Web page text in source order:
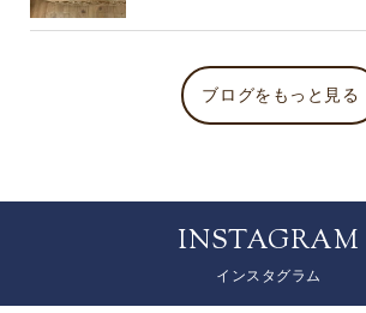
ブログをもっと見る
INSTAGRAM
インスタグラム